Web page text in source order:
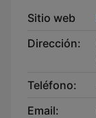
Sitio web
Dirección:
Teléfono:
Email: